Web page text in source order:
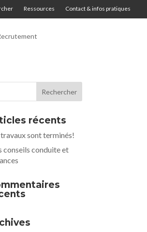
Ressources Contact & infos pratiques
récents
travaux sont terminés!
conseils conduite et